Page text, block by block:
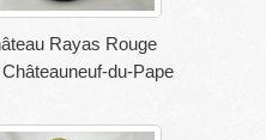
Rayas Rouge
Châteauneuf-du-Pape